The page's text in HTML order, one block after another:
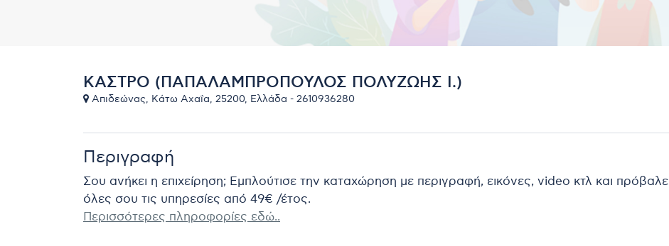
ΚΑΣΤΡΟ (ΠΑΠΑΛΑΜΠΡΟΠΟΥΛΟΣ ΠΟΛΥΖΩΗΣ Ι.)
Απιδεώνας, Κάτω Αχαΐα, 25200, Ελλάδα - 2610936280
Περιγραφή
Σου ανήκει η επιχείρηση; Εμπλούτισε την καταχώρηση με περιγραφή, εικόνες, video κτλ και πρόβαλε
όλες σου τις υπηρεσίες από 49€ /έτος.
Περισσότερες πληροφορίες εδώ..